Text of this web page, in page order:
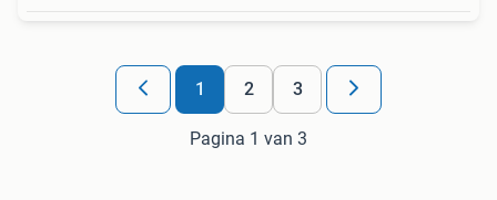
1 2 3
Pagina 1 van 3